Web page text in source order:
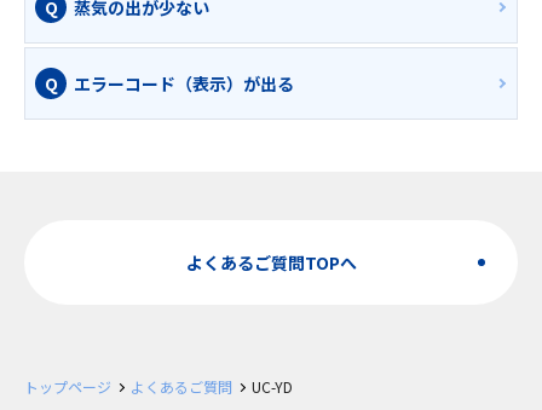
蒸気の出が少ない
エラーコード（表示）が出る
よくあるご質問TOPへ
トップページ よくあるご質問 UC-YD